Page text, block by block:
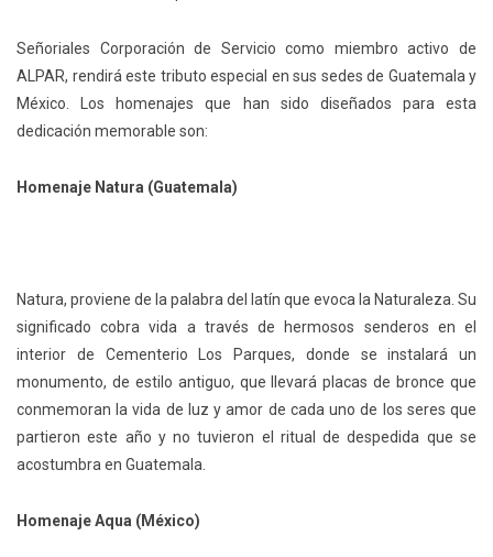
Señoriales Corporación de Servicio como miembro activo de
ALPAR, rendirá este tributo especial en sus sedes de Guatemala y
México. Los homenajes que han sido diseñados para esta
dedicación memorable son:
Homenaje Natura (Guatemala)
Natura, proviene de la palabra del latín que evoca la Naturaleza. Su
significado cobra vida a través de hermosos senderos en el
interior de Cementerio Los Parques, donde se instalará un
monumento, de estilo antiguo, que llevará placas de bronce que
conmemoran la vida de luz y amor de cada uno de los seres que
partieron este año y no tuvieron el ritual de despedida que se
acostumbra en Guatemala.
Homenaje Aqua (México)